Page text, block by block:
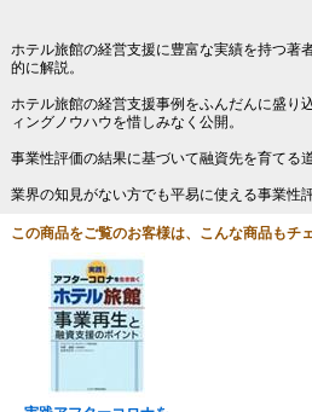
ホテル旅館の経営支援に豊富な実績を持つ著
的に解説。
ホテル旅館の経営支援事例をふんだんに盛り
ィングノウハウを惜しみなく公開。
事業性評価の結果に基づいて融資先を育てる
業界の知見がない方でも平易に使える事業性
この商品をご覧のお客様は、こんな商品もチ